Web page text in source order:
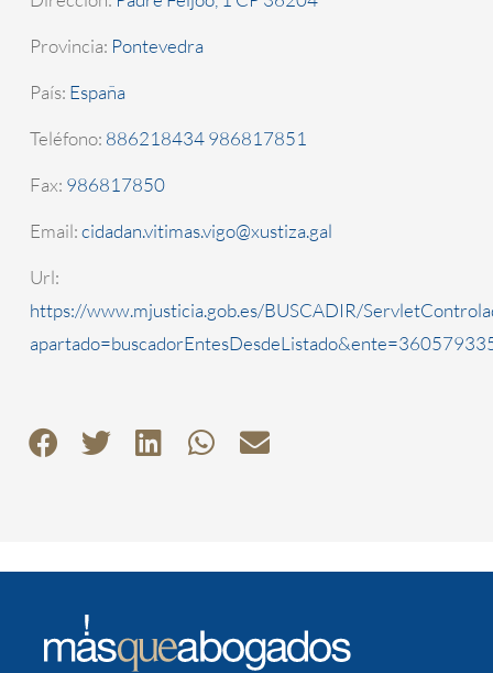
Provincia: Pontevedra
País: España
Teléfono: 886218434 986817851
Fax: 986817850
Email:cidadan.vitimas.vigo@xustiza.gal
Url:
https://www.mjusticia.gob.es/BUSCADIR/